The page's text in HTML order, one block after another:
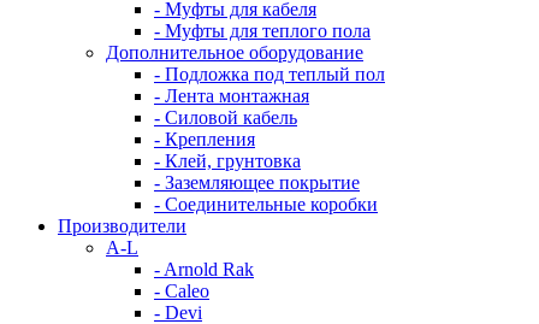
- Муфты для кабеля
- Муфты для теплого пола
Дополнительное оборудование
- Подложка под теплый пол
- Лента монтажная
- Силовой кабель
- Крепления
- Клей, грунтовка
- Заземляющее покрытие
- Соединительные коробки
Производители
A-L
- Arnold Rak
- Caleo
- Devi